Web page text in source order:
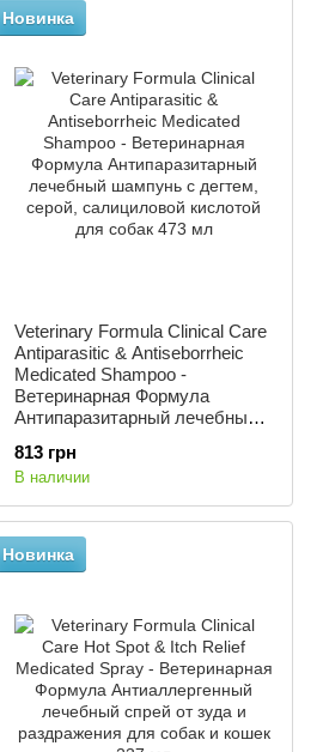
Новинка
Veterinary Formula Clinical Care
Antiparasitic & Antiseborrheic
Medicated Shampoo -
Ветеринарная Формула
Антипаразитарный лечебный
салициловой кислотой для
собак 473 мл
813 грн
В наличии
Новинка